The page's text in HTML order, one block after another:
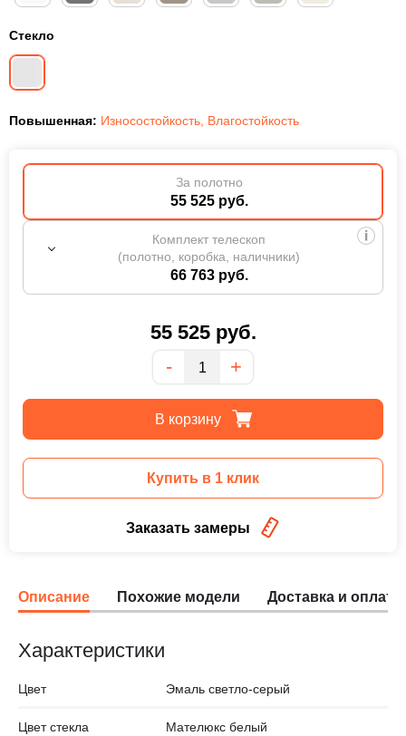
Стекло
Повышенная: Износостойкость, Влагостойкость
55 525руб.
Количество
- +
За полотно
55 525 руб.
Комплект телескоп
(полотно, коробка, наличники)
66 763 руб.
В корзину
Купить в 1 клик
Заказать замеры
Описание Похожие модели Доставка и оплата
Характеристики
Цвет Эмаль светло-серый
Цвет стекла Мателюкс белый